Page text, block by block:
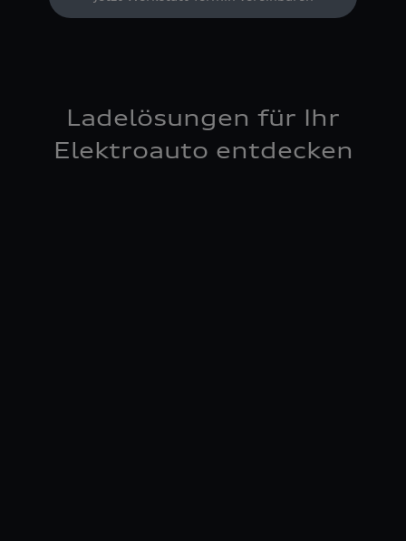
Ladelösungen für Ihr
Elektroauto entdecken